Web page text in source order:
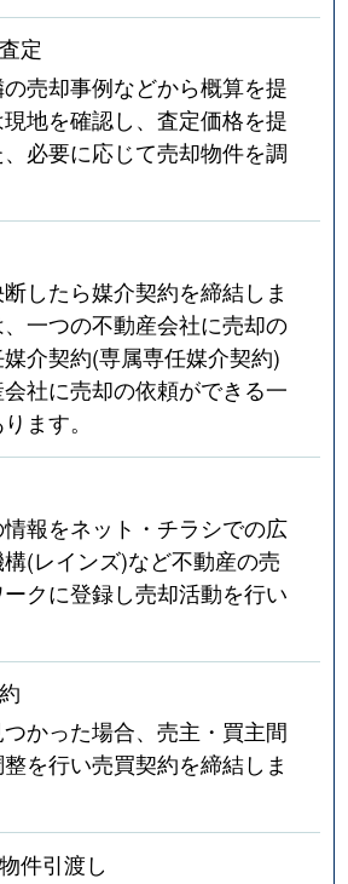
890万円
定
売却事例などから概算を提
地を確認し、査定価格を提
必要に応じて売却物件を調
したら媒介契約を締結しま
一つの不動産会社に売却の
介契約(専属専任媒介契約)
社に売却の依頼ができる一
ます。
報をネット・チラシでの広
(レインズ)など不動産の売
クに登録し売却活動を行い
かった場合、売主・買主間
を行い売買契約を締結しま
件引渡し